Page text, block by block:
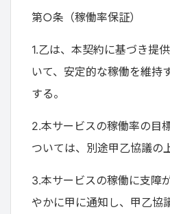
第○条（稼働率保証）
1.乙は、本契約に基づき提
いて、安定的な稼働を維持
する。
2.本サービスの稼働率の目
ついては、別途甲乙協議の
3.本サービスの稼働に支障
やかに甲に通知し、甲乙協